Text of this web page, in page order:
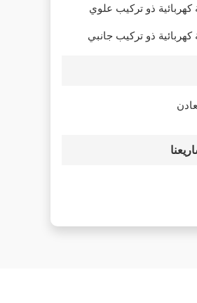
كهربائية ذو تركيب علوي
كهربائية ذو تركيب جانبي